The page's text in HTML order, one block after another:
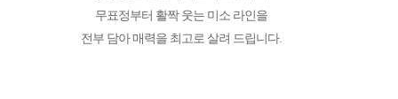
무표정부터 활짝 웃는 미소 라인을
전부 담아 매력을 최고로 살려 드립니다.